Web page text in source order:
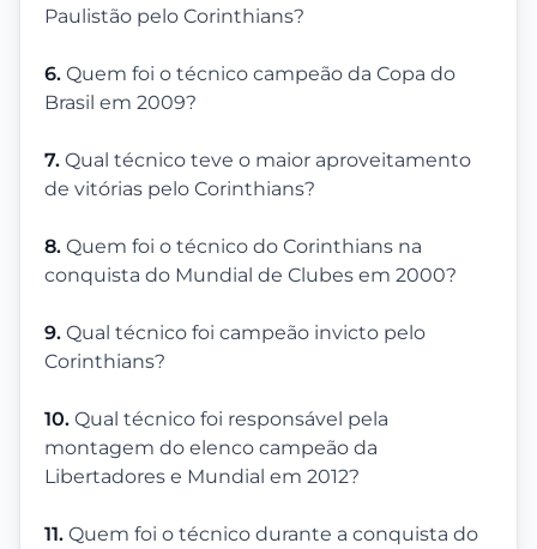
Paulistão pelo Corinthians?
6. Quem foi o técnico campeão da Copa do
Brasil em 2009?
7. Qual técnico teve o maior aproveitamento
de vitórias pelo Corinthians?
8. Quem foi o técnico do Corinthians na
conquista do Mundial de Clubes em 2000?
9. Qual técnico foi campeão invicto pelo
Corinthians?
10. Qual técnico foi responsável pela
montagem do elenco campeão da
Libertadores e Mundial em 2012?
11. Quem foi o técnico durante a conquista do